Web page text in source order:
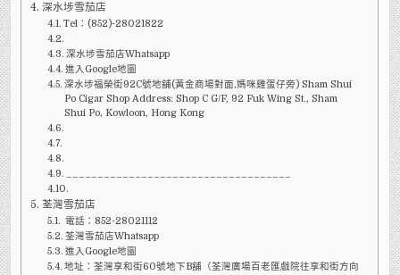
深水埗雪茄店
Tel：(852)-28021822
深水埗雪茄店Whatsapp
進入Google地圖
深水埗福榮街92C號地舖(黃金商場對面,媽咪雞蛋仔旁) Sham Shui
Po Cigar Shop Address: Shop C G/F, 92 Fuk Wing St., Sham
Shui Po, Kowloon, Hong Kong
荃灣雪茄店
電話：852-28021112
荃灣雪茄店Whatsapp
進入Google地圖
地址：荃灣享和街60號地下B舖（荃灣廣場百老匯戲院往享和街方向